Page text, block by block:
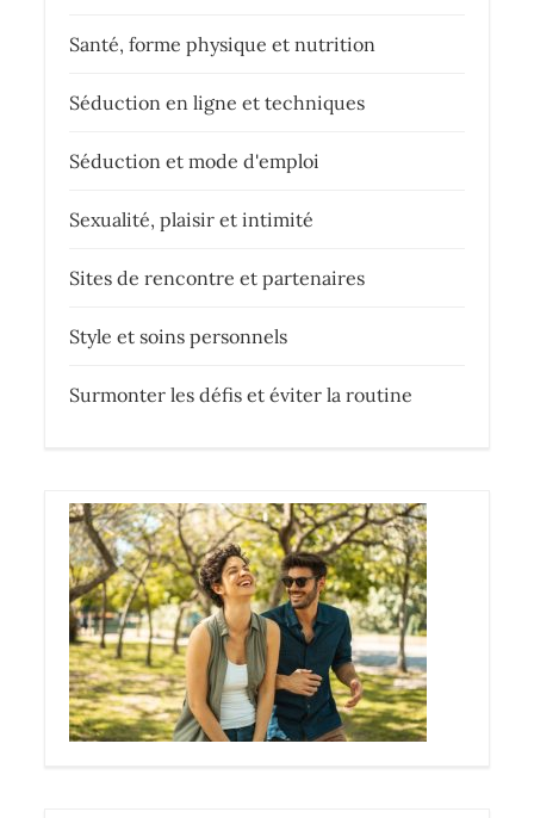
Santé, forme physique et nutrition
Séduction en ligne et techniques
Séduction et mode d'emploi
Sexualité, plaisir et intimité
Sites de rencontre et partenaires
Style et soins personnels
Surmonter les défis et éviter la routine